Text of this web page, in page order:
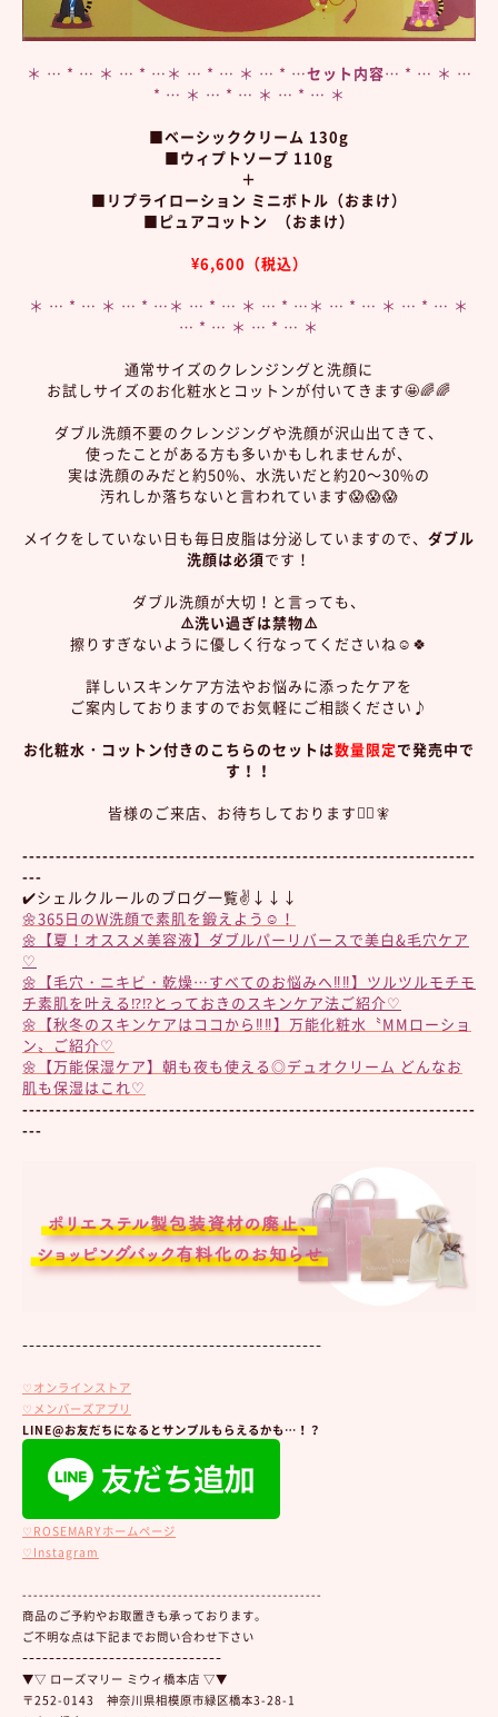
＊ … * … ＊ … * …＊ … * … ＊ … * …セット内容… * … ＊ …
* … ＊ … * … ＊ … * … ＊
■ベーシッククリーム 130g
■ウィプトソープ 110g
＋
■リプライローション ミニボトル（おまけ）
■ピュアコットン （おまけ）
¥6,600（税込）
＊ … * … ＊ … * …＊ … * … ＊ … * …＊ … * … ＊ … * … ＊
… * … ＊ … * … ＊
通常サイズのクレンジングと洗顔に
お試しサイズのお化粧水とコットンが付いてきます🤩🌈🌈
ダブル洗顔不要のクレンジングや洗顔が沢山出てきて、
使ったことがある方も多いかもしれませんが、
実は洗顔のみだと約50%、水洗いだと約20～30%の
汚れしか落ちないと言われています😱😱😱
メイクをしていない日も毎日皮脂は分泌していますので、 ダブル
洗顔は必須です！
ダブル洗顔が大切！と言っても、
⚠️洗い過ぎは禁物⚠️
擦りすぎないように優しく行なってくださいね☺️🍀
詳しいスキンケア方法やお悩みに添ったケアを
ご案内しておりますのでお気軽にご相談ください♪
お化粧水・コットン付きのこちらのセットは数量限定で発売中で
す！！
皆様のご来店、お待ちしております🧚‍♀️🧚
--------------------------------------------------------------------
---
✔️シェルクルールのブログ一覧✌️↓↓↓
🌼365日のW洗顔で素肌を鍛えよう☺︎！
🌼【夏！オススメ美容液】ダブルパーリバースで美白&毛穴ケア
♡
🌼【毛穴・ニキビ・乾燥…すべてのお悩みへ‼︎‼︎】ツルツルモチモ
チ素肌を叶える⁉︎⁉︎とっておきのスキンケア法ご紹介♡
🌼【秋冬のスキンケアはココから‼︎‼︎】万能化粧水〝MMローショ
ン〟ご紹介♡
🌼【万能保湿ケア】朝も夜も使える◎デュオクリーム どんなお
肌も保湿はこれ♡
--------------------------------------------------------------------
---
ｰｰｰｰｰｰｰｰｰｰｰｰｰｰｰｰｰｰｰｰｰｰｰｰｰｰｰｰｰｰｰｰｰｰｰｰｰｰｰｰｰｰｰｰｰ
♡オンラインストア
♡メンバーズアプリ
LINE@お友だちになるとサンプルもらえるかも…！？
♡ROSEMARYホームページ
♡Instagram
------------------------------------------------------
商品のご予約やお取置きも承っております。
ご不明な点は下記までお問い合わせ下さい
ｰｰｰｰｰｰｰｰｰｰｰｰｰｰｰｰｰｰｰｰｰｰｰｰｰｰｰｰｰｰ
▼▽ ローズマリー ミウィ橋本店 ▽▼
〒252-0143 神奈川県相模原市緑区橋本3-28-1